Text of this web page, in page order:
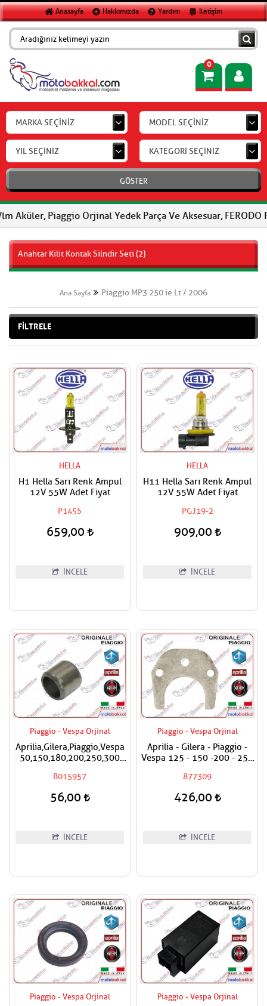
Anasayfa Hakkımızda Yardım İletişim
0
MARKA SEÇİNİZ MODEL SEÇİNİZ
YIL SEÇİNİZ KATEGORİ SEÇİNİZ
GÖSTER
Orjinal Yedek Parça Ve Aksesuar, FERODO Fren
Anahtar Kilit Kontak Silndir Seti (2)
Ana Sayfa Piaggio MP3 250 ie Lt / 2006
FİLTRELE
HELLA
H1 Hella Sarı Renk Ampul
12V 55W Adet Fiyat
P145S
659,00
İNCELE
HELLA
H11 Hella Sarı Renk Ampul
12V 55W Adet Fiyat
PGJ19-2
909,00
İNCELE
Piaggio - Vespa Orjinal
Aprilia,Gilera,Piaggio,Vespa
50,150,180,200,250,300
Fiyatıdır
B015957
56,00
İNCELE
Piaggio - Vespa Orjinal
Aprilia - Gilera - Piaggio -
Vespa 125 - 150 -200 - 250
Hilali
877309
426,00
İNCELE
Piaggio - Vespa Orjinal Piaggio - Vespa Orjinal